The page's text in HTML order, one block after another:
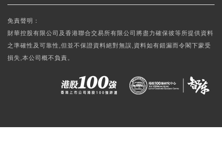
免責聲明：
財華控股有限公司及香港聯合交易所有限公司將盡力確保彼等所提供資料
之準確性及可靠性,但並不保證資料絕對無誤,資料如有錯漏而令閣下蒙受
損失,本公司概不負責。